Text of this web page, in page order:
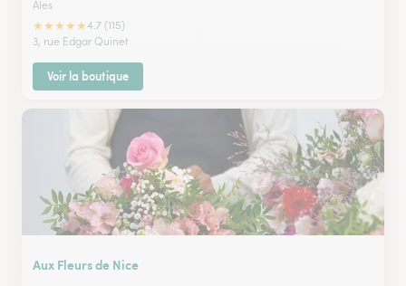
Ales
★★★★★4.7 (115)
3, rue Edgar Quinet
Voir la boutique
Aux Fleurs de Nice